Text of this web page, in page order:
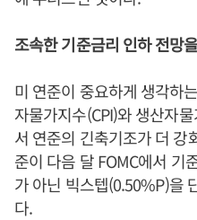
조속한 기준금리 인하 전망
미 연준이 중요하게 생각하
자물가지수(CPI)와 생산자
서 연준의 긴축기조가 더 강
준이 다음 달 FOMC에서 기
가 아닌 빅스텝(0.50%P)을
다.